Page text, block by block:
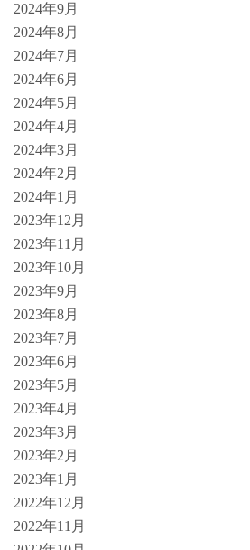
2024年9月
2024年8月
2024年7月
2024年6月
2024年5月
2024年4月
2024年3月
2024年2月
2024年1月
2023年12月
2023年11月
2023年10月
2023年9月
2023年8月
2023年7月
2023年6月
2023年5月
2023年4月
2023年3月
2023年2月
2023年1月
2022年12月
2022年11月